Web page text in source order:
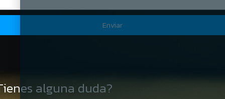
Enviar
alguna duda?